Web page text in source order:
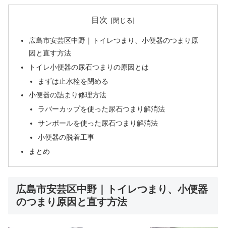
目次
広島市安芸区中野｜トイレつまり、小便器のつまり原
因と直す方法
トイレ小便器の尿石つまりの原因とは
まずは止水栓を閉める
小便器の詰まり修理方法
ラバーカップを使った尿石つまり解消法
サンポールを使った尿石つまり解消法
小便器の脱着工事
まとめ
広島市安芸区中野｜トイレつまり、小便器
のつまり原因と直す方法